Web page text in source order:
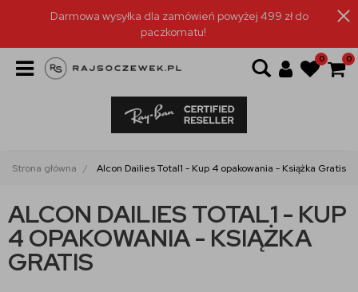
Darmowa wysyłka dla zamówień powyżej 499 zł do
paczkomatu!
0 0
Strona główna Alcon Dailies Total1 - Kup 4 opakowania - Książka Gratis
ALCON DAILIES TOTAL1 - KUP
4 OPAKOWANIA - KSIĄŻKA
GRATIS